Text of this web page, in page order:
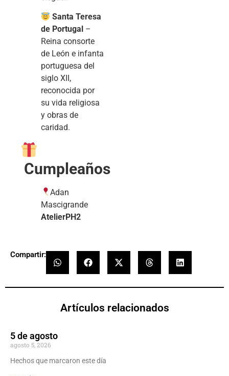
Santa Teresa
de Portugal –
Reina consorte
de León e infanta
portuguesa del
siglo XII,
reconocida por
su vida religiosa
y obras de
caridad.
Cumpleaños
Adan
Mascigrande
AtelierPH2
Compartir:
Artículos relacionados
5 de agosto
agosto 5, 2026
Hechos que marcaron este día